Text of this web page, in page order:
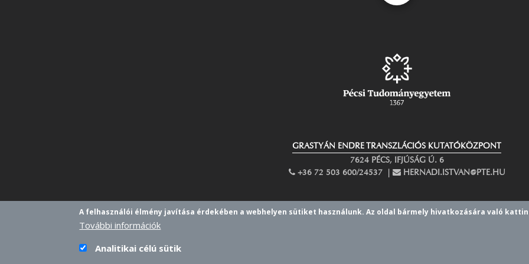
GRASTYÁN ENDRE TRANSZLÁCIÓS KUTATÓKÖZPONT
7624 PÉCS, IFJÚSÁG Ú. 6
PHONE
+36 72 503 600/24537 | EMAIL
HERNADI.ISTVAN@PTE.HU
A felhasználói élmény javítása érdekében a webhelyen sütiket használunk.Az oldal bármely hivatkozására való
További információk
Analitikai célú sütik